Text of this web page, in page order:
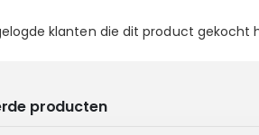
klanten die dit product gekocht
producten